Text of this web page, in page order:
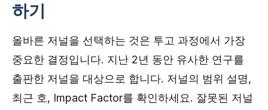
하기
올바른 저널을 선택하는 것은 투고 과정에서 가장
중요한 결정입니다. 지난 2년 동안 유사한 연구를
출판한 저널을 대상으로 합니다. 저널의 범위 설명,
최근 호, Impact Factor를 확인하세요. 잘못된 저널